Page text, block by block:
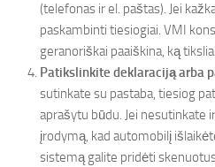
(telefonas ir el. paštas). Jei
paskambinti tiesiogiai. VMI
geranoriškai paaiškina, ką
Patikslinkite deklaraciją arba
sutinkate su pastaba, tiesiog
aprašytu būdu. Jei nesutinkate
įrodymą, kad automobilį
sistemą galite pridėti